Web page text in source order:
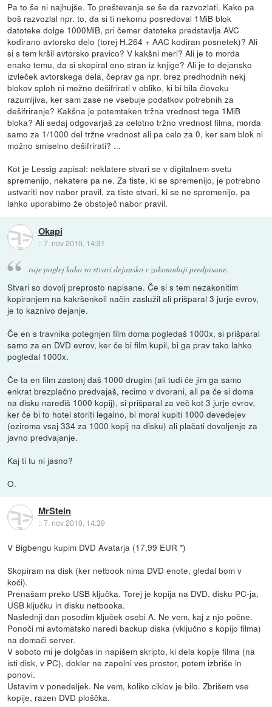
Pa to še ni najhujše. To preštevanje se še da razvozlati. Kako pa
boš razvozlal npr. to, da si ti nekomu posredoval 1MiB blok
datoteke dolge 1000MiB, pri čemer datoteka predstavlja AVC
kodirano avtorsko delo (torej H.264 + AAC kodiran posnetek)? Ali
si s tem kršil avtorsko pravico? V kakšni meri? Ali je to morda
enako temu, da si skopiral eno stran iz knjige? Ali je to dejansko
izvleček avtorskega dela, čeprav ga npr. brez predhodnih nekj
blokov sploh ni možno dešifrirati v obliko, ki bi bila človeku
razumljiva, ker sam zase ne vsebuje podatkov potrebnih za
dešifriranje? Kakšna je potemtaken tržna vrednost tega 1MiB
bloka? Ali sedaj odgovarjaš za celotno tržno vrednost filma, morda
samo za 1/1000 del tržne vrednost ali pa celo za 0, ker sam blok ni
možno smiselno dešifrirati? ...
Kot je Lessig zapisal: neklatere stvari se v digitalnem svetu
spremenijo, nekatere pa ne. Za tiste, ki se spremenijo, je potrebno
ustvariti nov nabor pravil, za tiste stvari, ki se ne spremenijo, pa
lahko uporabimo že obstoječ nabor pravil.
Okapi
::7. nov 2010, 14:31
raje poglej kako so stvari dejansko v zakonodaji predpisane.
Stvari so dovolj preprosto napisane. Če si s tem nezakonitim
kopiranjem na kakršenkoli način zaslužil ali prišparal 3 jurje evrov,
je to kaznivo dejanje.
Če en s travnika potegnjen film doma pogledaš 1000x, si prišparal
samo za en DVD evrov, ker če bi film kupil, bi ga prav tako lahko
pogledal 1000x.
Če ta en film zastonj daš 1000 drugim (ali tudi če jim ga samo
enkrat brezplačno predvajaš, recimo v dvorani, ali pa če si doma
na disku narediš 1000 kopij), si prišparal za več kot 3 jurje evrov,
ker če bi to hotel storiti legalno, bi moral kupiti 1000 devedejev
(oziroma vsaj 334 za 1000 kopij na disku) ali plačati dovoljenje za
javno predvajanje.
Kaj ti tu ni jasno?
O.
MrStein
::7. nov 2010, 14:39
V Bigbengu kupim DVD Avatarja (17,99 EUR *)
Skopiram na disk (ker netbook nima DVD enote, gledal bom v
koči).
Prenašam preko USB ključka. Torej je kopija na DVD, disku PC-ja,
USB ključku in disku netbooka.
Naslednji dan posodim ključek osebi A. Ne vem, kaj z njo počne.
Ponoči mi avtomatsko naredi backup diska (vključno s kopijo filma)
na domači server.
V soboto mi je dolgčas in napišem skripto, ki dela kopije filma (na
isti disk, v PC), dokler ne zapolni ves prostor, potem izbriše in
ponovi.
Ustavim v ponedeljek. Ne vem, koliko ciklov je bilo. Zbrišem vse
kopije, razen DVD ploščka.